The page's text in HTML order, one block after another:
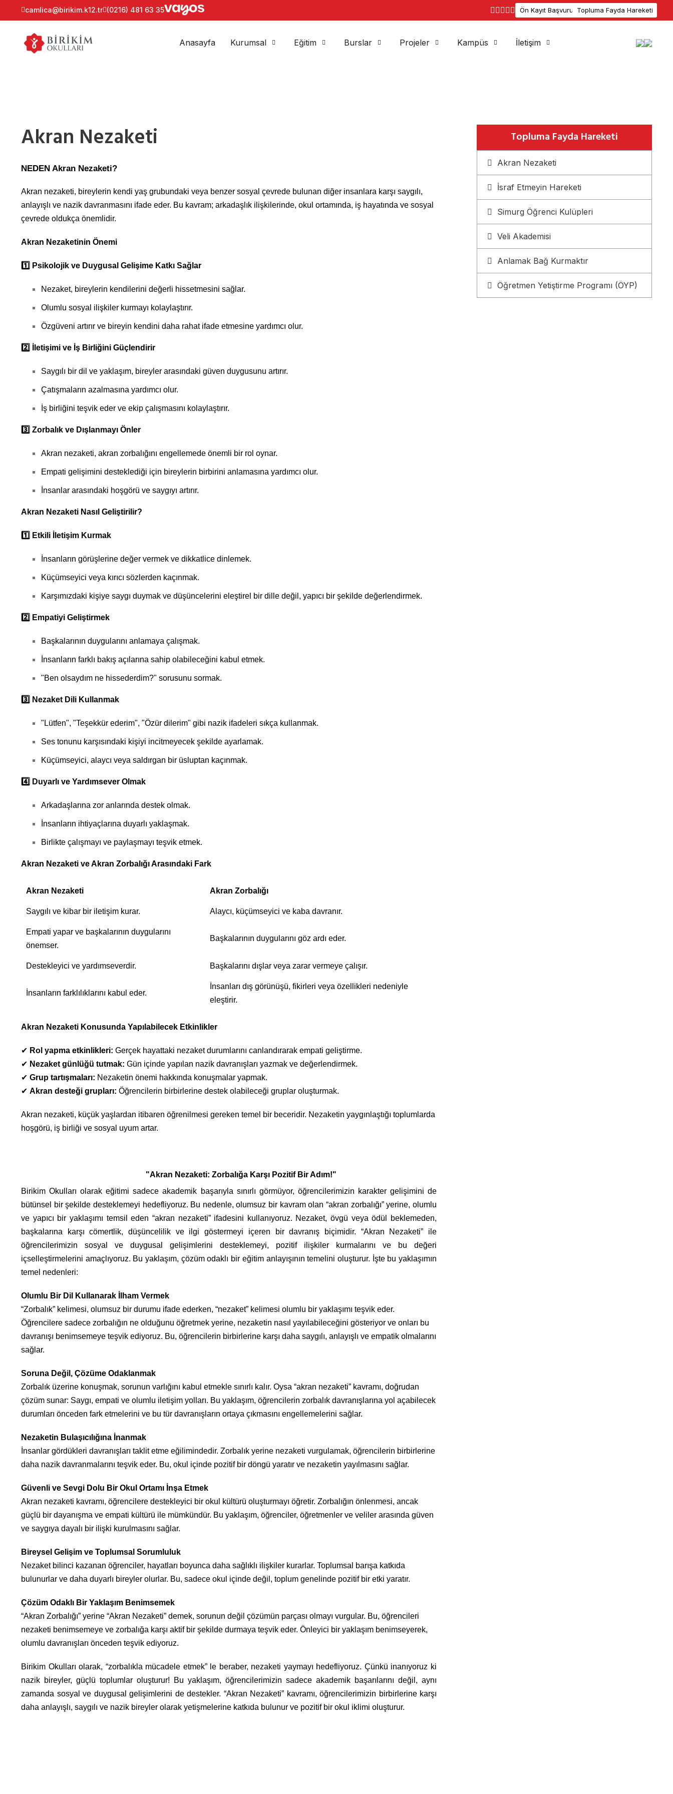
camlica@birikim.k12.tr (0216) 481 63 35 Ön Kayıt Başvuru Topluma Fayda Hareketi
Anasayfa Kurumsal Eğitim Burslar Projeler Kampüs İletişim
Akran Nezaketi
NEDEN Akran Nezaketi?
Akran nezaketi, bireylerin kendi yaş grubundaki veya benzer sosyal çevrede bulunan diğer insanlara karşı saygılı,
anlayışlı ve nazik davranmasını ifade eder. Bu kavram; arkadaşlık ilişkilerinde, okul ortamında, iş hayatında ve sosyal
çevrede oldukça önemlidir.
Akran Nezaketinin Önemi
1️ Psikolojik ve Duygusal Gelişime Katkı Sağlar
Nezaket, bireylerin kendilerini değerli hissetmesini sağlar.
Olumlu sosyal ilişkiler kurmayı kolaylaştırır.
Özgüveni artırır ve bireyin kendini daha rahat ifade etmesine yardımcı olur.
2️ İletişimi ve İş Birliğini Güçlendirir
Saygılı bir dil ve yaklaşım, bireyler arasındaki güven duygusunu artırır.
Çatışmaların azalmasına yardımcı olur.
İş birliğini teşvik eder ve ekip çalışmasını kolaylaştırır.
3️ Zorbalık ve Dışlanmayı Önler
Akran nezaketi, akran zorbalığını engellemede önemli bir rol oynar.
Empati gelişimini desteklediği için bireylerin birbirini anlamasına yardımcı olur.
İnsanlar arasındaki hoşgörü ve saygıyı artırır.
Akran Nezaketi Nasıl Geliştirilir?
1️ Etkili İletişim Kurmak
İnsanların görüşlerine değer vermek ve dikkatlice dinlemek.
Küçümseyici veya kırıcı sözlerden kaçınmak.
Karşımızdaki kişiye saygı duymak ve düşüncelerini eleştirel bir dille değil, yapıcı bir şekilde değerlendirmek.
2️ Empatiyi Geliştirmek
Başkalarının duygularını anlamaya çalışmak.
İnsanların farklı bakış açılarına sahip olabileceğini kabul etmek.
"Ben olsaydım ne hissederdim?" sorusunu sormak.
3️ Nezaket Dili Kullanmak
"Lütfen", "Teşekkür ederim", "Özür dilerim" gibi nazik ifadeleri sıkça kullanmak.
Ses tonunu karşısındaki kişiyi incitmeyecek şekilde ayarlamak.
Küçümseyici, alaycı veya saldırgan bir üsluptan kaçınmak.
4️ Duyarlı ve Yardımsever Olmak
Arkadaşlarına zor anlarında destek olmak.
İnsanların ihtiyaçlarına duyarlı yaklaşmak.
Birlikte çalışmayı ve paylaşmayı teşvik etmek.
Akran Nezaketi ve Akran Zorbalığı Arasındaki Fark
Akran Nezaketi Akran Zorbalığı
Saygılı ve kibar bir iletişim kurar. Alaycı, küçümseyici ve kaba davranır.
Empati yapar ve başkalarının duygularını
önemser.
Başkalarının duygularını göz ardı eder.
Destekleyici ve yardımseverdir. Başkalarını dışlar veya zarar vermeye çalışır.
İnsanların farklılıklarını kabul eder.
İnsanları dış görünüşü, fikirleri veya özellikleri nedeniyle
eleştirir.
Akran Nezaketi Konusunda Yapılabilecek Etkinlikler
✔ Rol yapma etkinlikleri: Gerçek hayattaki nezaket durumlarını canlandırarak empati geliştirme.
✔ Nezaket günlüğü tutmak: Gün içinde yapılan nazik davranışları yazmak ve değerlendirmek.
✔ Grup tartışmaları: Nezaketin önemi hakkında konuşmalar yapmak.
✔ Akran desteği grupları: Öğrencilerin birbirlerine destek olabileceği gruplar oluşturmak.
Akran nezaketi, küçük yaşlardan itibaren öğrenilmesi gereken temel bir beceridir. Nezaketin yaygınlaştığı toplumlarda
hoşgörü, iş birliği ve sosyal uyum artar.
"Akran Nezaketi: Zorbalığa Karşı Pozitif Bir Adım!"
Birikim Okulları olarak eğitimi sadece akademik başarıyla sınırlı görmüyor, öğrencilerimizin karakter gelişimini de
bütünsel bir şekilde desteklemeyi hedefliyoruz. Bu nedenle, olumsuz bir kavram olan “akran zorbalığı” yerine, olumlu
ve yapıcı bir yaklaşımı temsil eden “akran nezaketi” ifadesini kullanıyoruz. Nezaket, övgü veya ödül beklemeden,
başkalarına karşı cömertlik, düşüncelilik ve ilgi göstermeyi içeren bir davranış biçimidir. “Akran Nezaketi” ile
öğrencilerimizin sosyal ve duygusal gelişimlerini desteklemeyi, pozitif ilişkiler kurmalarını ve bu değeri
içselleştirmelerini amaçlıyoruz. Bu yaklaşım, çözüm odaklı bir eğitim anlayışının temelini oluşturur. İşte bu yaklaşımın
temel nedenleri:
Olumlu Bir Dil Kullanarak İlham Vermek
“Zorbalık” kelimesi, olumsuz bir durumu ifade ederken, “nezaket” kelimesi olumlu bir yaklaşımı teşvik eder.
Öğrencilere sadece zorbalığın ne olduğunu öğretmek yerine, nezaketin nasıl yayılabileceğini gösteriyor ve onları bu
davranışı benimsemeye teşvik ediyoruz. Bu, öğrencilerin birbirlerine karşı daha saygılı, anlayışlı ve empatik olmalarını
sağlar.
Soruna Değil, Çözüme Odaklanmak
Zorbalık üzerine konuşmak, sorunun varlığını kabul etmekle sınırlı kalır. Oysa “akran nezaketi” kavramı, doğrudan
çözüm sunar: Saygı, empati ve olumlu iletişim yolları. Bu yaklaşım, öğrencilerin zorbalık davranışlarına yol açabilecek
durumları önceden fark etmelerini ve bu tür davranışların ortaya çıkmasını engellemelerini sağlar.
Nezaketin Bulaşıcılığına İnanmak
İnsanlar gördükleri davranışları taklit etme eğilimindedir. Zorbalık yerine nezaketi vurgulamak, öğrencilerin birbirlerine
daha nazik davranmalarını teşvik eder. Bu, okul içinde pozitif bir döngü yaratır ve nezaketin yayılmasını sağlar.
Güvenli ve Sevgi Dolu Bir Okul Ortamı İnşa Etmek
Akran nezaketi kavramı, öğrencilere destekleyici bir okul kültürü oluşturmayı öğretir. Zorbalığın önlenmesi, ancak
güçlü bir dayanışma ve empati kültürü ile mümkündür. Bu yaklaşım, öğrenciler, öğretmenler ve veliler arasında güven
ve saygıya dayalı bir ilişki kurulmasını sağlar.
Bireysel Gelişim ve Toplumsal Sorumluluk
Nezaket bilinci kazanan öğrenciler, hayatları boyunca daha sağlıklı ilişkiler kurarlar. Toplumsal barışa katkıda
bulunurlar ve daha duyarlı bireyler olurlar. Bu, sadece okul içinde değil, toplum genelinde pozitif bir etki yaratır.
Çözüm Odaklı Bir Yaklaşım Benimsemek
“Akran Zorbalığı” yerine “Akran Nezaketi” demek, sorunun değil çözümün parçası olmayı vurgular. Bu, öğrencileri
nezaketi benimsemeye ve zorbalığa karşı aktif bir şekilde durmaya teşvik eder. Önleyici bir yaklaşım benimseyerek,
olumlu davranışları önceden teşvik ediyoruz.
Birikim Okulları olarak, “zorbalıkla mücadele etmek” le beraber, nezaketi yaymayı hedefliyoruz. Çünkü inanıyoruz ki
nazik bireyler, güçlü toplumlar oluşturur! Bu yaklaşım, öğrencilerimizin sadece akademik başarılarını değil, aynı
zamanda sosyal ve duygusal gelişimlerini de destekler. “Akran Nezaketi” kavramı, öğrencilerimizin birbirlerine karşı
daha anlayışlı, saygılı ve nazik bireyler olarak yetişmelerine katkıda bulunur ve pozitif bir okul iklimi oluşturur.
Topluma Fayda Hareketi
Akran Nezaketi
İsraf Etmeyin Hareketi
Simurg Öğrenci Kulüpleri
Veli Akademisi
Anlamak Bağ Kurmaktır
Öğretmen Yetiştirme Programı (ÖYP)